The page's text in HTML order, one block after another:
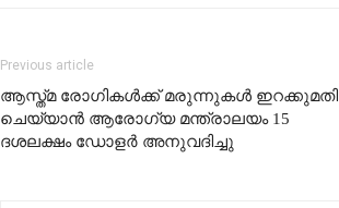
Previous article
ആസ്ത്മ രോഗികൾക്ക് മരുന്നുകൾ ഇറക്കുമതി
ചെയ്യാൻ ആരോഗ്യ മന്ത്രാലയം 15
ദശലക്ഷം ഡോളർ അനുവദിച്ചു